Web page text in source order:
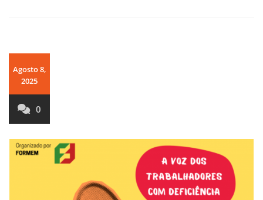
Agosto 8,
2025
0